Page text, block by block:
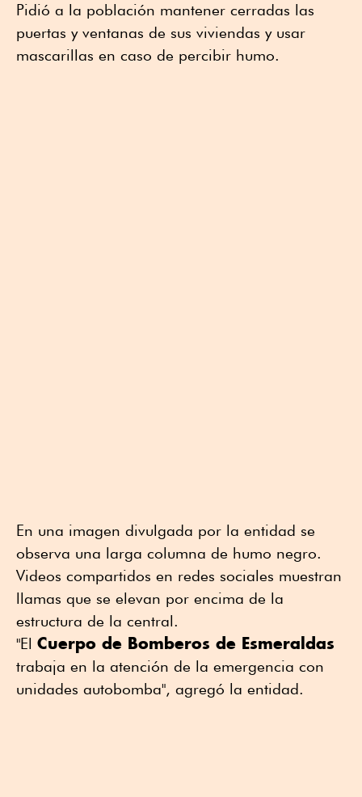
Pidió a la población mantener cerradas las
puertas y ventanas de sus viviendas y usar
mascarillas en caso de percibir humo.
En una imagen divulgada por la entidad se
observa una larga columna de humo negro.
Videos compartidos en redes sociales muestran
llamas que se elevan por encima de la
estructura de la central.
"El Cuerpo de Bomberos de Esmeraldas
trabaja en la atención de la emergencia con
unidades autobomba", agregó la entidad.